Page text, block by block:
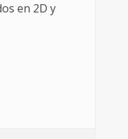
en 2D y